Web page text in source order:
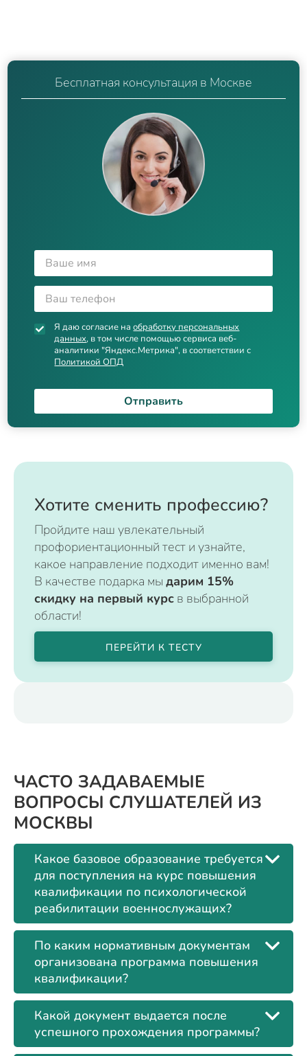
Бесплатная консультация в Москве
Я даю согласие наобработку персональных
данных, в том числе помощью сервиса веб-
аналитики "Яндекс.Метрика", в соответствии с
Политикой ОПД
Отправить
Хотите сменить профессию?
Пройдите наш увлекательный
профориентационный тест и узнайте,
какое направление подходит именно вам!
В качестве подарка мы дарим 15%
скидку на первый курс в выбранной
области!
ПЕРЕЙТИ К ТЕСТУ
ЧАСТО ЗАДАВАЕМЫЕ
ВОПРОСЫ СЛУШАТЕЛЕЙ ИЗ
МОСКВЫ
Какое базовое образование требуется
для поступления на курс повышения
квалификации по психологической
реабилитации военнослужащих?
По каким нормативным документам
организована программа повышения
квалификации?
Какой документ выдается после
успешного прохождения программы?